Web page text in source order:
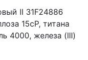
II 31F24886
15сР, титана
4000, железа (III)